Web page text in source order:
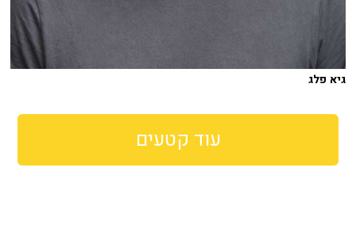
גיא פלג
עוד קטעים